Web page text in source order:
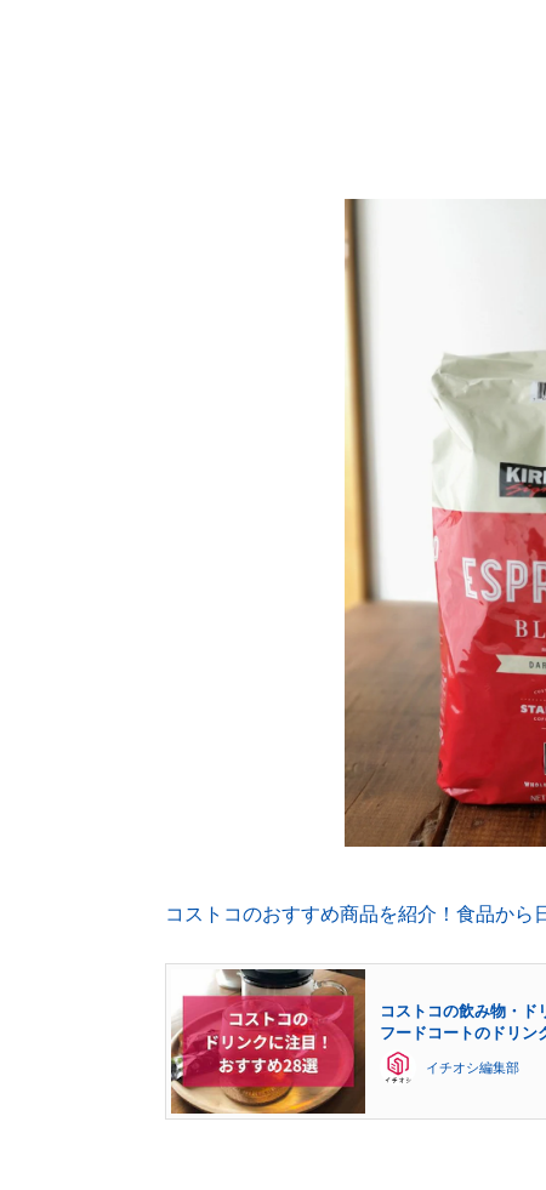
コストコのおすすめ商品を紹介！食品か
コストコの飲み物・ド
フードコートのドリン
イチオシ編集部